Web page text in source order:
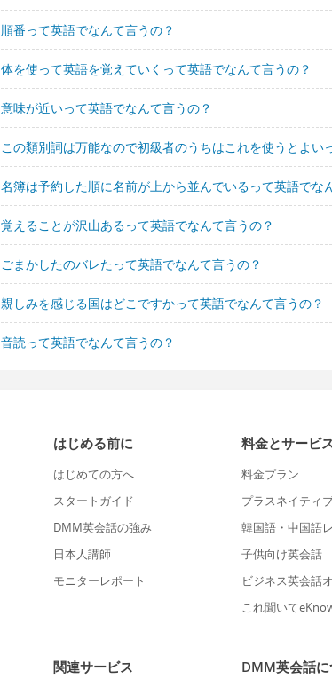
順番って英語でなんて言うの？
体を使って英語を覚えていくって英語でなんて言うの？
意味が近いって英語でなんて言うの？
この類別詞は万能なので初級者のうちはこれを使うとよい
名簿は予約した順に名前が上から並んでいるって英語でな
覚えることが沢山あるって英語でなんて言うの？
ごまかしたのバレたって英語でなんて言うの？
親しみを感じる国はどこですかって英語でなんて言うの？
音読って英語でなんて言うの？
はじめる前に
はじめての方へ
スタートガイド
DMM英会話の強み
日本人講師
モニターレポート
料金とサービ
料金プラン
プラスネイティ
韓国語・中国語
子供向け英会話
ビジネス英会話
これ聞いて
関連サービス DMM英会話に